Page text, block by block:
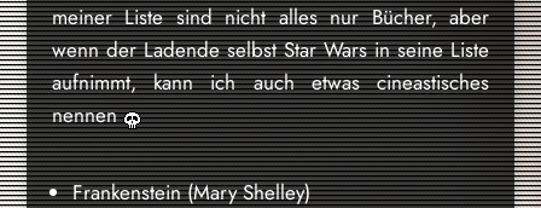
meiner Liste sind nicht alles nur Bücher, aber
wenn der Ladende selbst Star Wars in seine Liste
aufnimmt, kann ich auch etwas cineastisches
nennen
Frankenstein (Mary Shelley)